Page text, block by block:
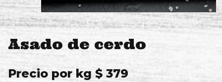
Asado de cerdo
Precio por kg $ 379